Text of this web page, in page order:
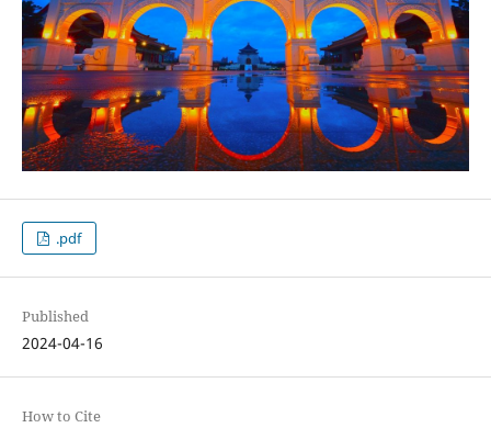
.pdf
Published
2024-04-16
How to Cite